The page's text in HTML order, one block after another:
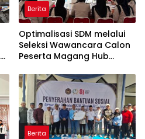
Berita
Optimalisasi SDM melalui
Seleksi Wawancara Calon
Peserta Magang Hub
2026
Berita